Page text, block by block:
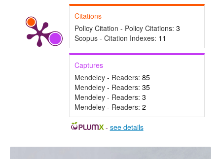
Citations
Policy Citation - Policy Citations: 3
Scopus - Citation Indexes: 11
Captures
Mendeley - Readers: 85
Mendeley - Readers: 35
Mendeley - Readers: 3
Mendeley - Readers: 2
- see details